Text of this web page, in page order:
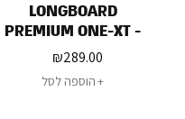
LONGBOARD
PREMIUM ONE-XT -
9FT Leash
₪289.00
הוספה לסל